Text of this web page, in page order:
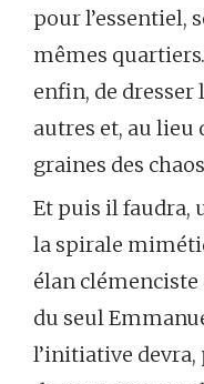
pour l’essentiel,
mêmes
enfin, de dresser
autres et, au lieu
graines des
Et puis il faudra,
la spirale
élan
du seul
l’initiative